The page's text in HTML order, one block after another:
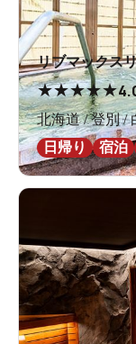
リブマックス
★★★★★
北海道 / 登別 /
日帰り
宿泊